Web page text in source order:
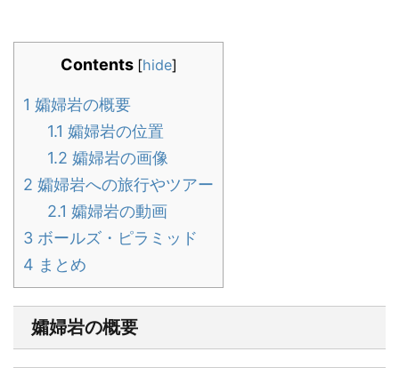
Contents [hide]
1 孀婦岩の概要
1.1 孀婦岩の位置
1.2 孀婦岩の画像
2 孀婦岩への旅行やツアー
2.1 孀婦岩の動画
3 ボールズ・ピラミッド
4 まとめ
孀婦岩の概要